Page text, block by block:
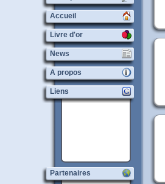
Accueil
Livre d'or
News
A propos
Liens
Partenaires